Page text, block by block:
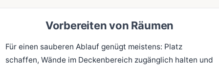
Vorbereiten von Räumen
Für einen sauberen Ablauf genügt meistens: Platz
schaffen, Wände im Deckenbereich zugänglich halten und